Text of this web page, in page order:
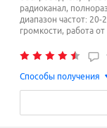
радиоканал,
диапазон частот:
громкости, работа
Способы получения